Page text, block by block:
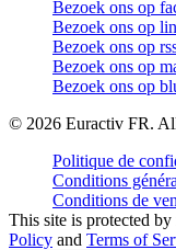
Bezoek ons op
Bezoek ons op
Bezoek ons op
Bezoek ons op
Bezoek ons op
© 2026 Euractiv FR.
Politique de
Conditions
Conditions de
This site is protected
Policy and Terms of